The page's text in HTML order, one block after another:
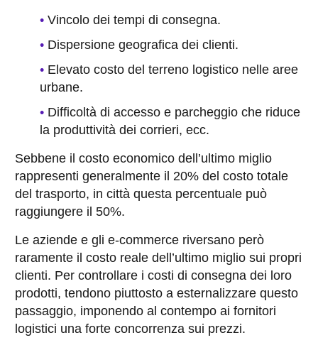
Vincolo dei tempi di consegna.
Dispersione geografica dei clienti.
Elevato costo del terreno logistico nelle aree
urbane.
Difficoltà di accesso e parcheggio che riduce
la produttività dei corrieri, ecc.
Sebbene il costo economico dell’ultimo miglio
rappresenti generalmente il 20% del costo totale
del trasporto, in città questa percentuale può
raggiungere il 50%.
Le aziende e gli e-commerce riversano però
raramente il costo reale dell’ultimo miglio sui propri
clienti. Per controllare i costi di consegna dei loro
prodotti, tendono piuttosto a esternalizzare questo
passaggio, imponendo al contempo ai fornitori
logistici una forte concorrenza sui prezzi.